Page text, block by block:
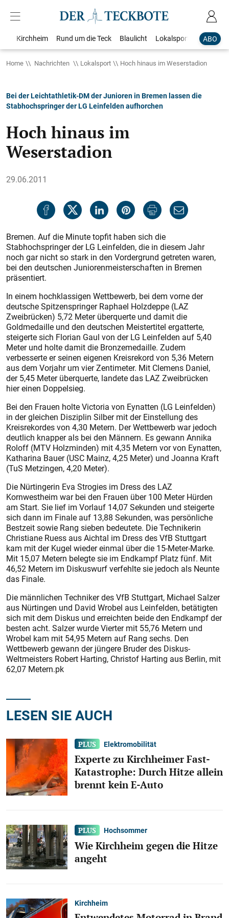
ABO
Kirchheim Rund um die Teck Blaulicht Lokalsport
Home Nachrichten Lokalsport Hoch hinaus im Weserstadion
Bei der Leichtathletik-DM der Junioren in Bremen lassen die
Stabhochspringer der LG Leinfelden aufhorchen
Hoch hinaus im
Weserstadion
29.06.2011
Bremen. Auf die Minute topfit haben sich die
Stabhochspringer der LG Leinfelden, die in diesem Jahr
noch gar nicht so stark in den Vordergrund getreten waren,
bei den deutschen Juniorenmeisterschaften in Bremen
präsentiert.
In einem hochklassigen Wettbewerb, bei dem vorne der
deutsche Spitzenspringer Raphael Holzdeppe (LAZ
Zweibrücken) 5,72 Meter überquerte und damit die
Goldmedaille und den deutschen Meistertitel ergatterte,
steigerte sich Florian Gaul von der LG Leinfelden auf 5,40
Meter und holte damit die Bronzemedaille. Zudem
verbesserte er seinen eigenen Kreisrekord von 5,36 Metern
aus dem Vorjahr um vier Zentimeter. Mit Clemens Daniel,
der 5,45 Meter überquerte, landete das LAZ Zweibrücken
hier einen Doppelsieg.
Bei den Frauen holte Victoria von Eynatten (LG Leinfelden)
in der gleichen Disziplin Silber mit der Einstellung des
Kreisrekordes von 4,30 Metern. Der Wettbewerb war jedoch
deutlich knapper als bei den Männern. Es gewann Annika
Roloff (MTV Holzminden) mit 4,35 Metern vor von Eynatten,
Katharina Bauer (USC Mainz, 4,25 Meter) und Joanna Kraft
(TuS Metzingen, 4,20 Meter).
Die Nürtingerin Eva Strogies im Dress des LAZ
Kornwestheim war bei den Frauen über 100 Meter Hürden
am Start. Sie lief im Vorlauf 14,07 Sekunden und steigerte
sich dann im Finale auf 13,88 Sekunden, was persönliche
Bestzeit sowie Rang sieben bedeutete. Die Technikerin
Christiane Ruess aus Aichtal im Dress des VfB Stuttgart
kam mit der Kugel wieder einmal über die 15-Meter-Marke.
Mit 15,07 Metern belegte sie im Endkampf Platz fünf. Mit
46,52 Metern im Diskuswurf verfehlte sie jedoch als Neunte
das Finale.
Die männlichen Techniker des VfB Stuttgart, Michael Salzer
aus Nürtingen und David Wrobel aus Leinfelden, betätigten
sich mit dem Diskus und erreichten beide den Endkampf der
besten acht. Salzer wurde Vierter mit 55,76 Metern und
Wrobel kam mit 54,95 Metern auf Rang sechs. Den
Wettbewerb gewann der jüngere Bruder des Diskus-
Weltmeisters Robert Harting, Christof Harting aus Berlin, mit
62,07 Metern.pk
LESEN SIE AUCH
Elektromobilität
Experte zu Kirchheimer Fast-
Katastrophe: Durch Hitze allein
brennt kein E-Auto
Hochsommer
Wie Kirchheim gegen die Hitze
angeht
Kirchheim